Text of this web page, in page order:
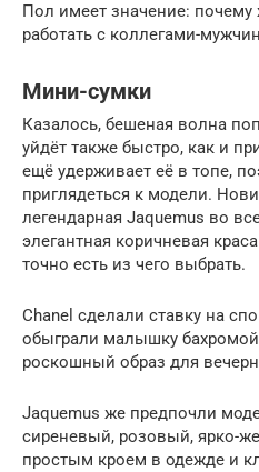
Пол имеет значение:
работать с коллегами-
Мини-cумки
Казалось, бешеная волна
уйдёт также быстро, как и
ещё удерживает её в топе,
приглядеться к модели.
легендарная Jaquemus во
элегантная коричневая
точно есть из чего выбрать.
Chanel сделали ставку на
обыграли малышку
роскошный образ для
Jaquemus же предпочли
сиреневый, розовый, ярко-
простым кроем в одежде и